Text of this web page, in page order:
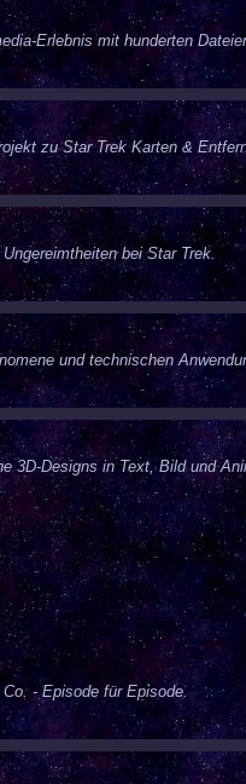
Erlebnis mit hunderten
zu Star Trek Karten &
bei Star Trek.
und technischen
3D-Designs in Text, Bild und
- Episode für Episode.